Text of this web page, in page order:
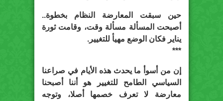
حين سبقت المعارضة النظام بخطوة..
أصبحت المسألة مسألة وقت، وقامت ثورة
يناير فكان الوضع مهيأ للتغيير.
***
إن من أسوأ ما يحدث هذه الأيام في صراعنا
السياسي الطامح للتغيير هو أننا أصبحنا
معارضة لا تعرف خصمها أصلا، وتوجه